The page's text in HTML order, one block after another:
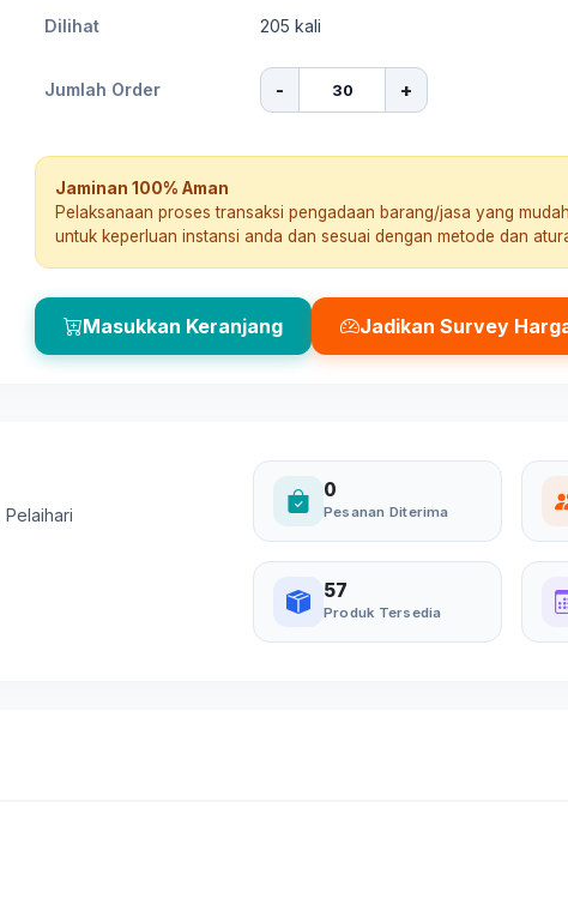
Dilihat 205 kali
Jumlah Order - +
Jaminan 100% Aman
Pelaksanaan proses transaksi pengadaan barang/jasa yang
untuk keperluan instansi anda dan sesuai dengan metode dan
Masukkan Keranjang Jadikan Survey
Pelaihari
0
Pesanan Diterima
57
Produk Tersedia